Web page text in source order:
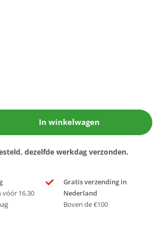
In winkelwagen
dezelfde werkdag verzonden.
vóór 16.30
Gratis verzending in
Nederland
Boven de €100